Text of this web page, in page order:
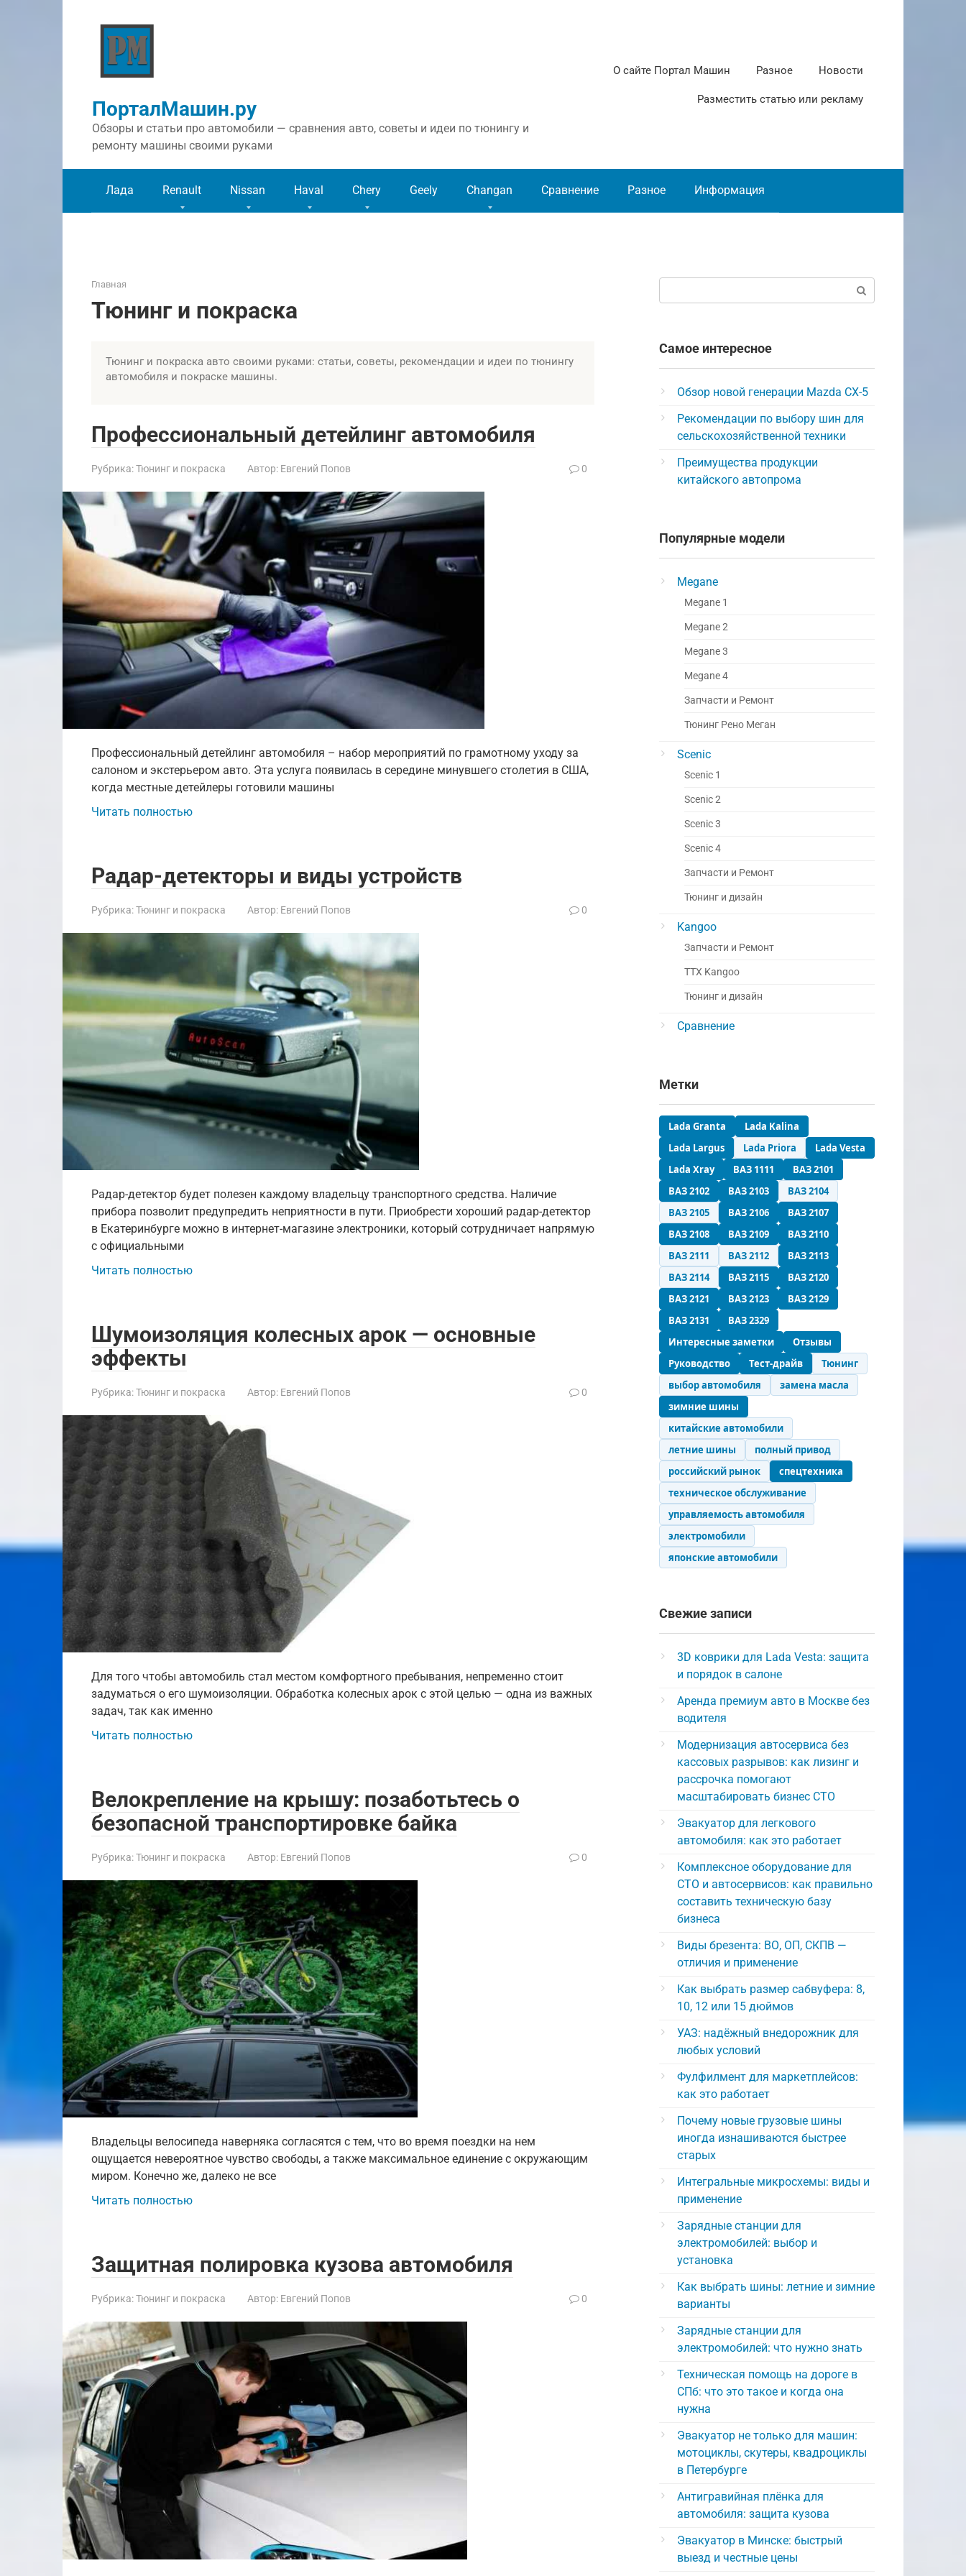
ПорталМашин.ру
Обзоры и статьи про автомобили — сравнения авто, советы и идеи по тюнингу и
ремонту машины своими руками
О сайте Портал Машин Разное Новости
Разместить статью или рекламу
Лада Renault Nissan Haval Chery Geely Changan Сравнение Разное Информация
Главная
Тюнинг и покраска
Тюнинг и покраска авто своими руками: статьи, советы, рекомендации и идеи по тюнингу
автомобиля и покраске машины.
Профессиональный детейлинг автомобиля
Рубрика:Тюнинг и покраска Автор: Евгений Попов 0
Профессиональный детейлинг автомобиля – набор мероприятий по грамотному уходу за
салоном и экстерьером авто. Эта услуга появилась в середине минувшего столетия в США,
когда местные детейлеры готовили машины
Читать полностью
Радар-детекторы и виды устройств
Рубрика:Тюнинг и покраска Автор: Евгений Попов 0
Радар-детектор будет полезен каждому владельцу транспортного средства. Наличие
прибора позволит предупредить неприятности в пути. Приобрести хороший радар-детектор
в Екатеринбурге можно в интернет-магазине электроники, который сотрудничает напрямую
с официальными
Читать полностью
Шумоизоляция колесных арок — основные
эффекты
Рубрика:Тюнинг и покраска Автор: Евгений Попов 0
Для того чтобы автомобиль стал местом комфортного пребывания, непременно стоит
задуматься о его шумоизоляции. Обработка колесных арок с этой целью — одна из важных
задач, так как именно
Читать полностью
Велокрепление на крышу: позаботьтесь о
безопасной транспортировке байка
Рубрика:Тюнинг и покраска Автор: Евгений Попов 0
Владельцы велосипеда наверняка согласятся с тем, что во время поездки на нем
ощущается невероятное чувство свободы, а также максимальное единение с окружающим
миром. Конечно же, далеко не все
Читать полностью
Защитная полировка кузова автомобиля
Рубрика:Тюнинг и покраска Автор: Евгений Попов 0
Самое интересное
Обзор новой генерации Mazda CX-5
Рекомендации по выбору шин для
сельскохозяйственной техники
Преимущества продукции
китайского автопрома
Популярные модели
Megane
Megane 1
Megane 2
Megane 3
Megane 4
Запчасти и Ремонт
Тюнинг Рено Меган
Scenic
Scenic 1
Scenic 2
Scenic 3
Scenic 4
Запчасти и Ремонт
Тюнинг и дизайн
Kangoo
Запчасти и Ремонт
ТТХ Kangoo
Тюнинг и дизайн
Сравнение
Метки
Lada Granta
Lada Kalina
Lada Largus
Lada Priora
Lada Vesta
Lada Xray
ВАЗ 1111
ВАЗ 2101
ВАЗ 2102
ВАЗ 2103
ВАЗ 2104
ВАЗ 2105
ВАЗ 2106
ВАЗ 2107
ВАЗ 2108
ВАЗ 2109
ВАЗ 2110
ВАЗ 2111
ВАЗ 2112
ВАЗ 2113
ВАЗ 2114
ВАЗ 2115
ВАЗ 2120
ВАЗ 2121
ВАЗ 2123
ВАЗ 2129
ВАЗ 2131
ВАЗ 2329
Интересные заметки
Отзывы
Руководство
Тест-драйв
Тюнинг
выбор автомобиля
замена масла
зимние шины
китайские автомобили
летние шины
полный привод
российский рынок
спецтехника
техническое обслуживание
управляемость автомобиля
электромобили
японские автомобили
Свежие записи
3D коврики для Lada Vesta: защита
и порядок в салоне
Аренда премиум авто в Москве без
водителя
Модернизация автосервиса без
кассовых разрывов: как лизинг и
рассрочка помогают
масштабировать бизнес СТО
Эвакуатор для легкового
автомобиля: как это работает
Комплексное оборудование для
СТО и автосервисов: как правильно
составить техническую базу
бизнеса
Виды брезента: ВО, ОП, СКПВ —
отличия и применение
Как выбрать размер сабвуфера: 8,
10, 12 или 15 дюймов
УАЗ: надёжный внедорожник для
любых условий
Фулфилмент для маркетплейсов:
как это работает
Почему новые грузовые шины
иногда изнашиваются быстрее
старых
Интегральные микросхемы: виды и
применение
Зарядные станции для
электромобилей: выбор и
установка
Как выбрать шины: летние и зимние
варианты
Зарядные станции для
электромобилей: что нужно знать
Техническая помощь на дороге в
СПб: что это такое и когда она
нужна
Эвакуатор не только для машин:
мотоциклы, скутеры, квадроциклы
в Петербурге
Антигравийная плёнка для
автомобиля: защита кузова
Эвакуатор в Минске: быстрый
выезд и честные цены